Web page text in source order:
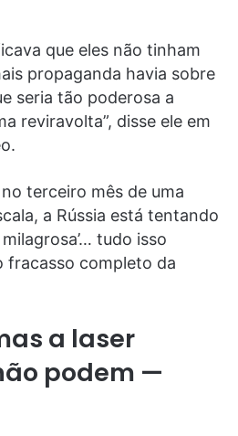
que eles não tinham
propaganda havia sobre
seria tão poderosa a
reviravolta”, disse ele em
terceiro mês de uma
a Rússia está tentando
tudo isso
fracasso completo da
a laser
podem —